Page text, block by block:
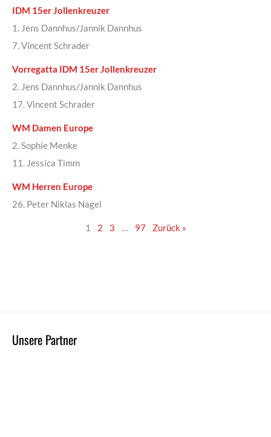
IDM 15er Jollenkreuzer
1. Jens Dannhus/Jannik Dannhus
7. Vincent Schrader
Vorregatta IDM 15er Jollenkreuzer
2. Jens Dannhus/Jannik Dannhus
17. Vincent Schrader
WM Damen Europe
2. Sophie Menke
11. Jessica Timm
WM Herren Europe
26. Peter Niklas Nagel
1 2 3 … 97 Zurück »
Unsere Partner